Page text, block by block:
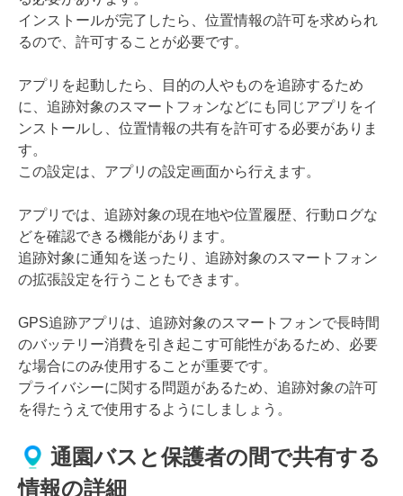
インストールが完了したら、位置情報の許可を求められ
るので、許可することが必要です。
アプリを起動したら、目的の人やものを追跡するため
に、追跡対象のスマートフォンなどにも同じアプリをイ
ンストールし、位置情報の共有を許可する必要がありま
す。
この設定は、アプリの設定画面から行えます。
アプリでは、追跡対象の現在地や位置履歴、行動ログな
どを確認できる機能があります。
追跡対象に通知を送ったり、追跡対象のスマートフォン
の拡張設定を行うこともできます。
GPS追跡アプリは、追跡対象のスマートフォンで長時間
のバッテリー消費を引き起こす可能性があるため、必要
な場合にのみ使用することが重要です。
プライバシーに関する問題があるため、追跡対象の許可
を得たうえで使用するようにしましょう。
通園バスと保護者の間で共有する
情報の詳細